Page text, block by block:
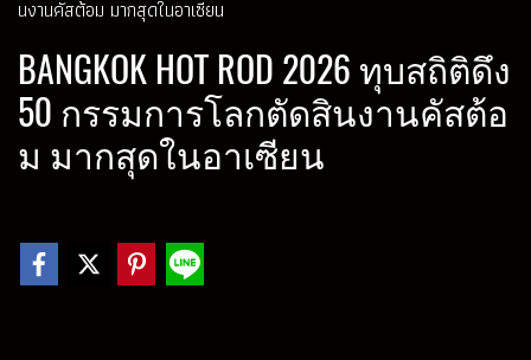
นงานคัสต้อม มากสุดในอาเซียน
BANGKOK HOT ROD 2026 ทุบสถิติดึง
50 กรรมการโลกตัดสินงานคัสต้อ
ม มากสุดในอาเซียน